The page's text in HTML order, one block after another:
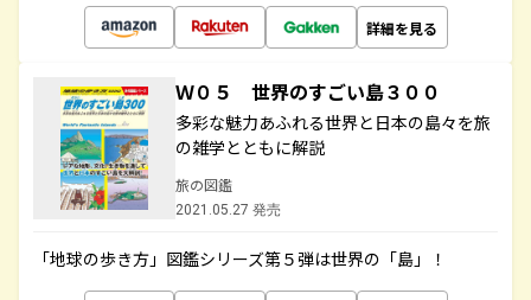
詳細を見る
Ｗ０５ 世界のすごい島３００
多彩な魅力あふれる世界と日本の島々を旅
の雑学とともに解説
旅の図鑑
2021.05.27 発売
「地球の歩き方」図鑑シリーズ第５弾は世界の「島」！